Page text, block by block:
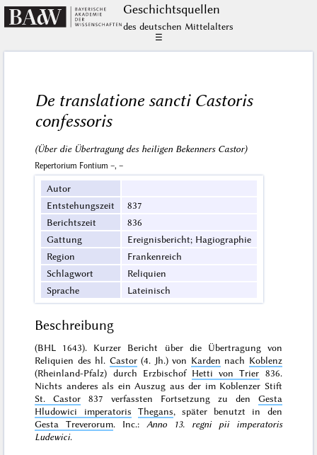
Geschichts­quellen
des deutschen Mittelalters
☰
De translatione sancti Castoris
confessoris
(Über die Übertragung des heiligen Bekenners Castor)
Repertorium Fontium –, –
Autor
Entstehungszeit
837
Berichtszeit
836
Gattung
Ereignisbericht; Hagiographie
Region
Frankenreich
Schlagwort
Reliquien
Sprache
Lateinisch
Beschreibung
(BHL 1643). Kurzer Bericht über die Übertragung von
Reliquien des hl. Castor(4. Jh.) von Karden nach Koblenz
(Rheinland-Pfalz) durch Erzbischof Hetti von Trier 836.
Nichts anderes als ein Auszug aus der im Koblenzer Stift
St. Castor 837 verfassten Fortsetzung zu den Gesta
Hludowici imperatoris
Thegans, später benutzt in den
Gesta Treverorum. Inc.:Anno 13. regni pii imperatoris
Ludewici.